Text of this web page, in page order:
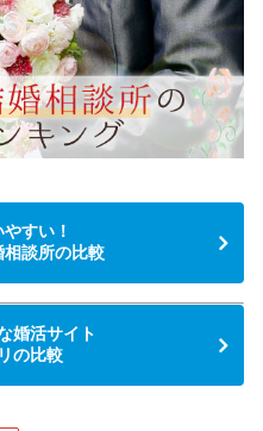
すい！
談所の比較
婚活サイト
の比較